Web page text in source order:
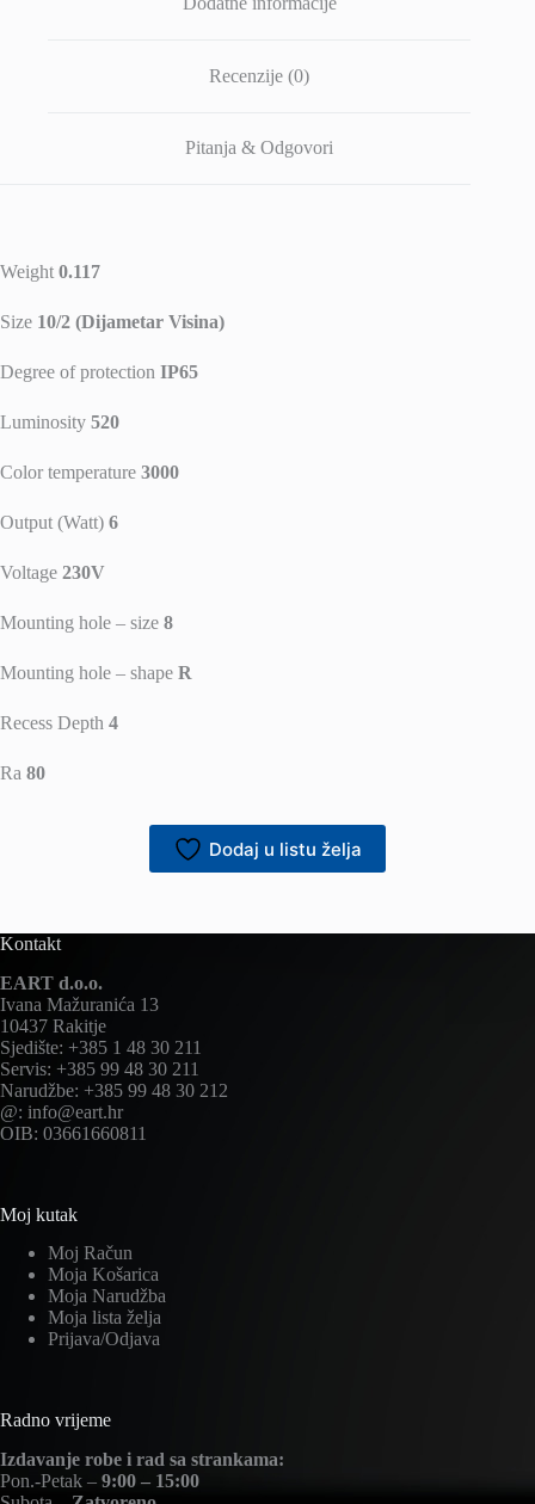
Recenzije (0)
Pitanja & Odgovori
Weight 0.117
Size 10/2 (Dijametar Visina)
Degree of protection IP65
Luminosity 520
Color temperature 3000
Output (Watt) 6
Voltage 230V
Mounting hole – size 8
Mounting hole – shape R
Recess Depth 4
Ra 80
Dodaj u listu želja
Kontakt
EART d.o.o.
Ivana Mažuranića 13
10437 Rakitje
Sjedište: +385 1 48 30 211
Servis: +385 99 48 30 211
Narudžbe: +385 99 48 30 212
@: info@eart.hr
OIB: 03661660811
Moj kutak
Moj Račun
Moja Košarica
Moja Narudžba
Moja lista želja
Prijava/Odjava
Radno vrijeme
Izdavanje robe i rad sa strankama:
Pon.-Petak – 9:00 – 15:00